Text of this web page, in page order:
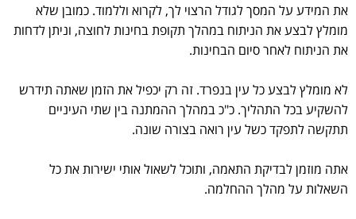
את המידע על המסך לגודל הרצוי לך, לקרוא וללמוד. כמובן שלא
מומלץ לבצע את הניתוח במהלך תקופת בחינות לחוצה, וניתן לדחות
את הניתוח לאחר סיום הבחינות.
לא מומלץ לבצע כל עין בנפרד. זה רק יכפיל את הזמן שאתה תידרש
להשקיע בכל התהליך. כ"כ במהלך ההמתנה בין שתי העיניים
תתקשה לתפקד כשל עין רואה בצורה שונה.
אתה מוזמן לבדיקת התאמה, ותוכל לשאול אותי ישירות את כל
השאלות על מהלך ההחלמה.